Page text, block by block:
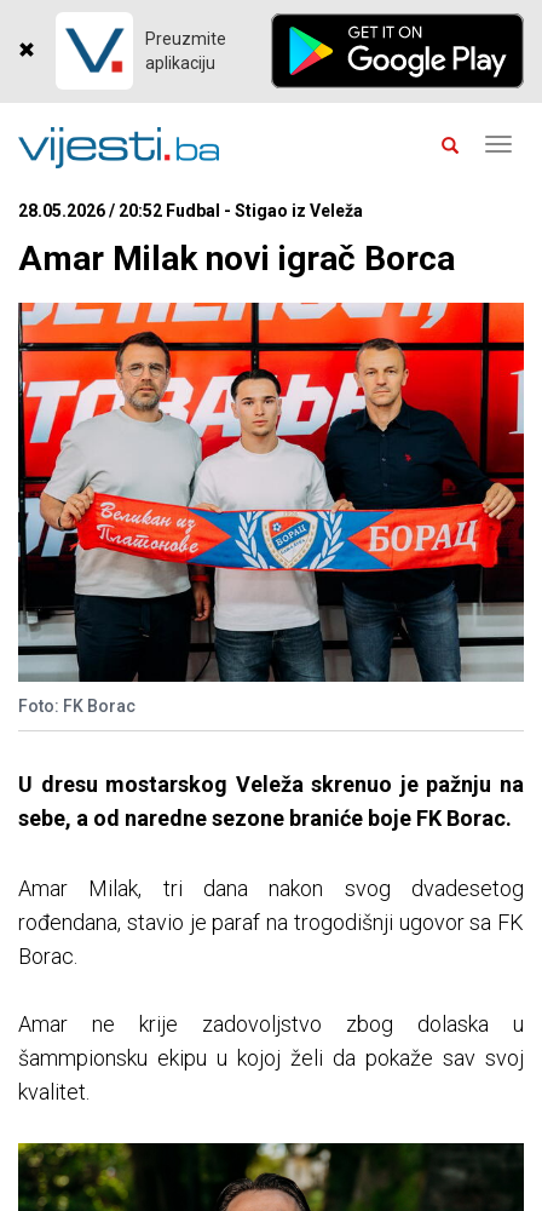
Preuzmite
aplikaciju
28.05.2026 / 20:52 Fudbal - Stigao iz Veleža
Amar Milak novi igrač Borca
Foto: FK Borac
U dresu mostarskog Veleža skrenuo je pažnju na
sebe, a od naredne sezone braniće boje FK Borac.
Amar Milak, tri dana nakon svog dvadesetog
rođendana, stavio je paraf na trogodišnji ugovor sa FK
Borac.
Amar ne krije zadovoljstvo zbog dolaska u
šammpionsku ekipu u kojoj želi da pokaže sav svoj
kvalitet.